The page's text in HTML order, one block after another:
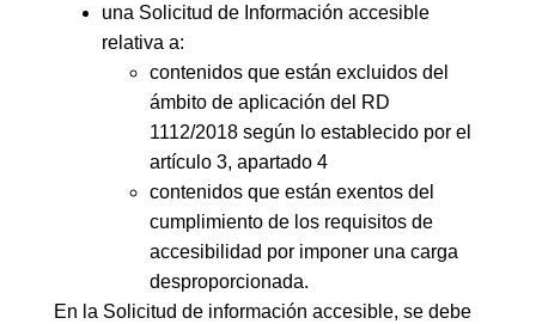
una Solicitud de Información accesible
relativa a:
contenidos que están excluidos del
ámbito de aplicación del RD
1112/2018 según lo establecido por el
artículo 3, apartado 4
contenidos que están exentos del
cumplimiento de los requisitos de
accesibilidad por imponer una carga
desproporcionada.
En la Solicitud de información accesible, se debe